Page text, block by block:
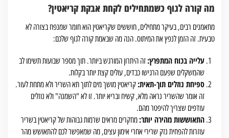
מה קורה לגוף כשמתחילים לקחת אבקת קריאטין?
מתאמנים רבים, בעיקר מתחילים, חוששים שקריאטין הוא חומר שמנפח בצורה לא
טבעית. זה הזמן לנפץ את המיתוס. הנה מה שבאמת קורה לגוף שלכם:
עלייה בכוח המתפרץ: זה היתרון המורגש ביותר. תוך מספר שבועות תשימו לב
שהמשקלים שפעם הרגישו כבדים, עולים קצת יותר בקלות.
ספיחת נוזלים תוך-תאית: קריאטין מושך מים לתוך תא השריר ולא מתחת לעור.
זה אומר שהשריר נראה מלא, קשיח ובריא יותר. זו לא "השמנה" ולא נוזלים
עודפים שצריך להיפטר מהם.
התאוששות מהירה יותר: מחקרים מראים שרמות גבוהות של קריאטין בשריר
עוזרות להפחית נזק שרירי אחרי אימון עצים, מה שמאפשר לכם להתאושש מהר